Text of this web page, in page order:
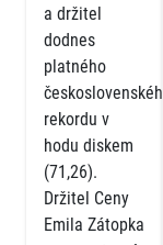
a držitel
dodnes
platného
československého
rekordu v
hodu diskem
(71,26).
Držitel Ceny
Emila Zátopka